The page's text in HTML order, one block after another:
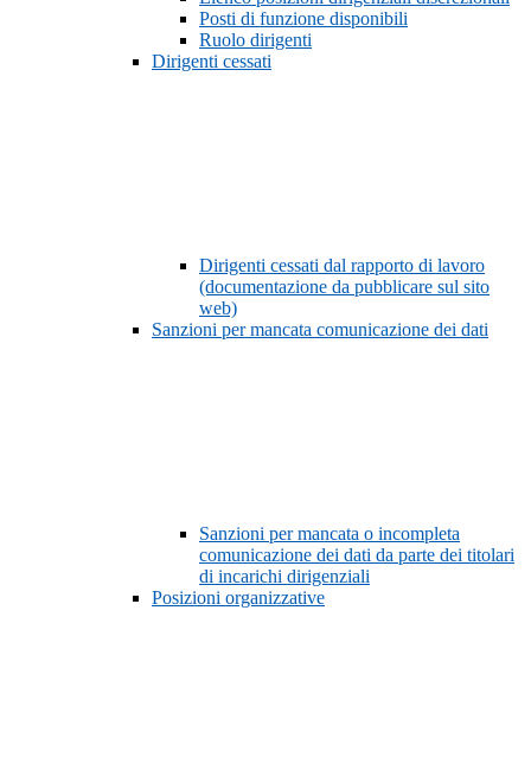
Posti di funzione disponibili
Ruolo dirigenti
Dirigenti cessati
Dirigenti cessati dal rapporto di lavoro
(documentazione da pubblicare sul sito
web)
Sanzioni per mancata comunicazione dei dati
Sanzioni per mancata o incompleta
comunicazione dei dati da parte dei titolari
di incarichi dirigenziali
Posizioni organizzative